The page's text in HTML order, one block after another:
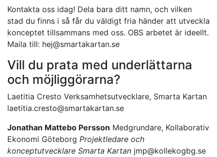
Kontakta oss idag! Dela bara ditt namn, och vilken
stad du finns i så får du väldigt fria händer att utveckla
konceptet tillsammans med oss. OBS arbetet är ideellt.
Maila till: hej@smartakartan.se
Vill du prata med underlättarna
och möjliggörarna?
Laetitia Cresto Verksamhetsutvecklare, Smarta Kartan
laetitia.cresto@smartakartan.se
Jonathan Mattebo Persson Medgrundare, Kollaborativ
Ekonomi Göteborg Projektledare och
konceptutvecklare Smarta Kartan jmp@kollekogbg.se